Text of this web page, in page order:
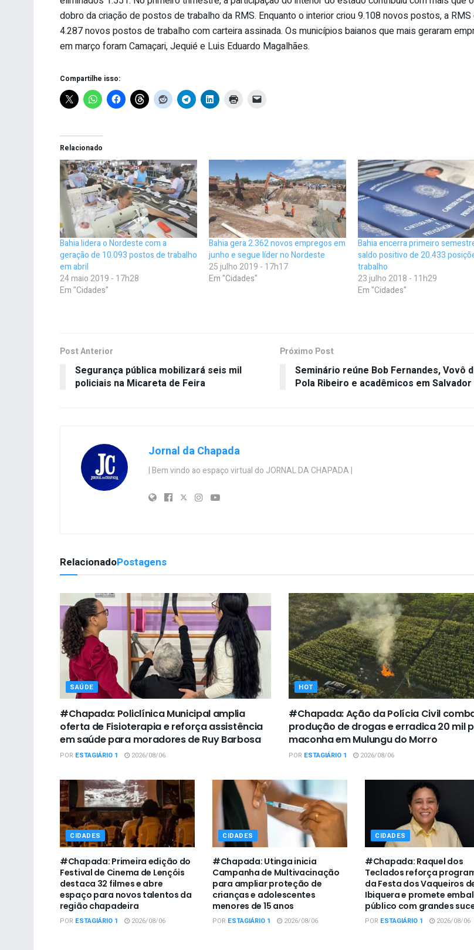
dobro da criação de postos de trabalho da RMS. Enquanto o interior criou 9.108 novos postos, a RMS
4.287 novos postos de trabalho com carteira assinada. Os municípios baianos que mais geraram
em março foram Camaçari, Jequié e Luis Eduardo Magalhães.
Compartilhe isso:
Relacionado
Bahia lidera o Nordeste com a
geração de 10.093 postos de trabalho
em abril
24 maio 2019 - 17h28
Em "Cidades"
Bahia gera 2.362 novos empregos em
junho e segue líder no Nordeste
25 julho 2019 - 17h17
Em "Cidades"
Bahia encerra primeiro
saldo positivo de 20.433
trabalho
23 julho 2018 - 11h29
Em "Cidades"
Post Anterior
Segurança pública mobilizará seis mil
policiais na Micareta de Feira
Próximo Post
Seminário reúne Bob Fernandes, Vovô
Pola Ribeiro e acadêmicos em Salvador
Jornal da Chapada
| Bem vindo ao espaço virtual do JORNAL DA CHAPADA |
RelacionadoPostagens
SAÚDE
#Chapada: Policlínica Municipal amplia
oferta de Fisioterapia e reforça assistência
em saúde para moradores de Ruy Barbosa
POR ESTAGIÁRIO 1 2026/08/06
HOT
#Chapada: Ação da Polícia Civil
produção de drogas e erradica 20 mil
maconha em Mulungu do Morro
POR ESTAGIÁRIO 1 2026/08/06
CIDADES
#Chapada: Primeira edição do
Festival de Cinema de Lençóis
destaca 32 filmes e abre
espaço para novos talentos da
região chapadeira
POR ESTAGIÁRIO 1 2026/08/06
CIDADES
#Chapada: Utinga inicia
Campanha de Multivacinação
para ampliar proteção de
crianças e adolescentes
menores de 15 anos
POR ESTAGIÁRIO 1 2026/08/06
CIDADES
#Chapada: Raquel dos
Teclados reforça
da Festa dos Vaqueiros
Ibiquera e promete
público com grandes
POR ESTAGIÁRIO 1 2026/08/06